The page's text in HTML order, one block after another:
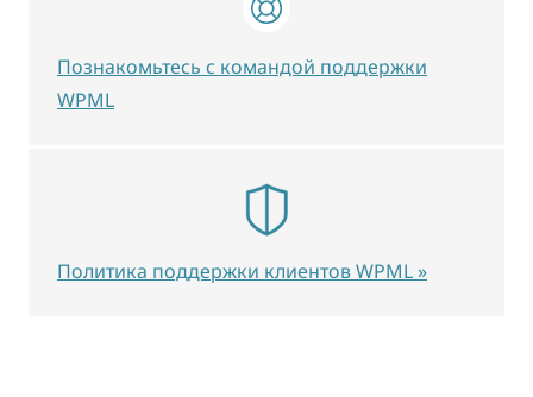
Познакомьтесь с командой поддержки
WPML
Политика поддержки клиентов WPML »